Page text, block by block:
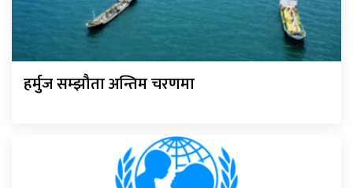
हर्मुज सम्झौता अन्तिम चरणमा